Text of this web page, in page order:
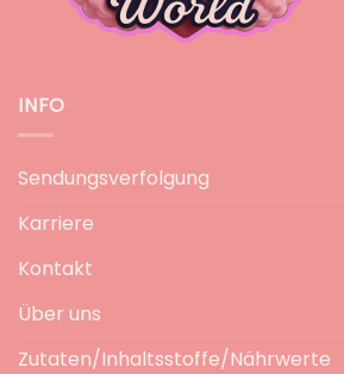
INFO
Sendungsverfolgung
Karriere
Kontakt
Über uns
Zutaten/Inhaltsstoffe/Nährwerte